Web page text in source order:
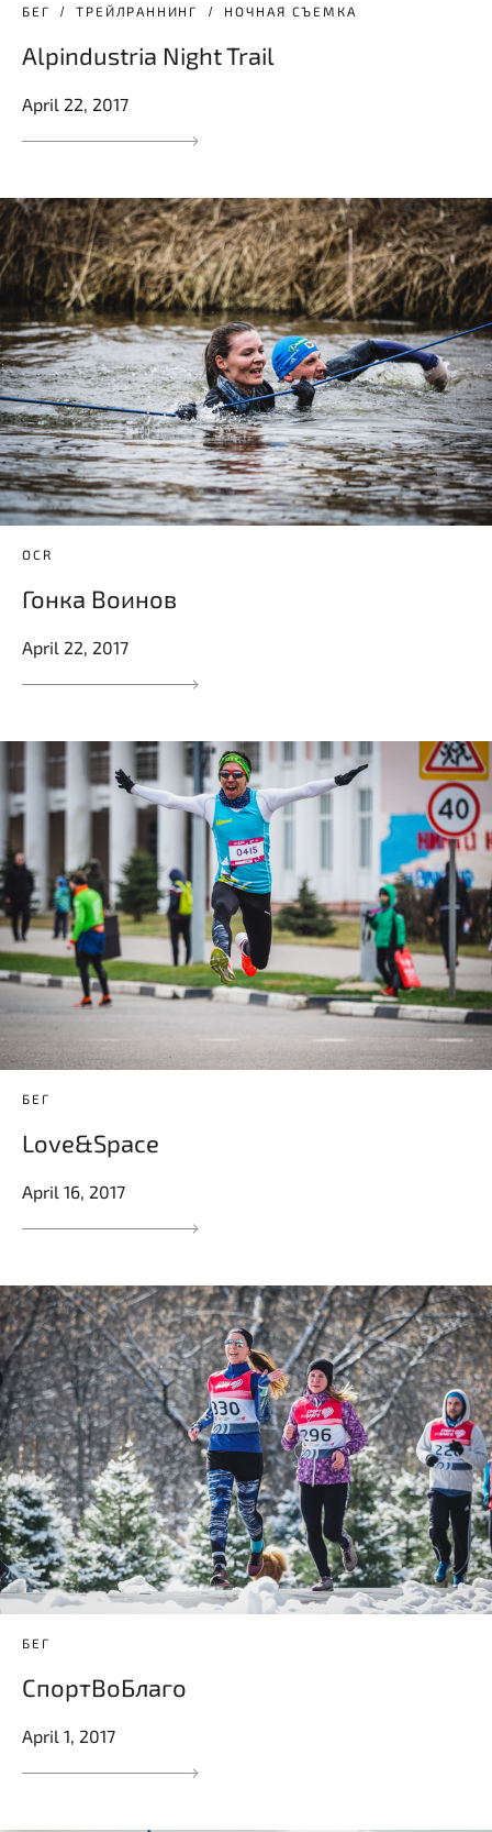
БЕГ ТРЕЙЛРАННИНГ НОЧНАЯ СЪЕМКА
Alpindustria Night Trail
April 22, 2017
OCR
Гонка Воинов
April 22, 2017
БЕГ
Love&Space
April 16, 2017
БЕГ
СпортВоБлаго
April 1, 2017